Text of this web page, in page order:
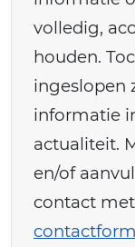
volledig,
houden.
ingeslopen
informatie
actualiteit.
en/of
contact